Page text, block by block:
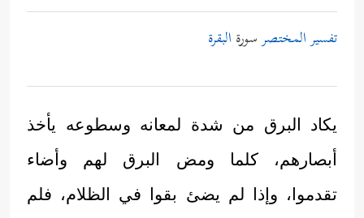
تفسير المختصرسورة البقرة
يكاد البرق من شدة لمعانه وسطوعه يأخذ
أبصارهم، كلما ومض البرق لهم وأضاء
تقدموا، وإذا لم يضئ بقوا في الظلام، فلم